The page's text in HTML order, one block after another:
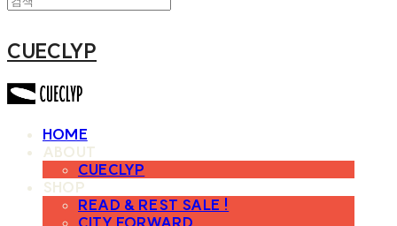
CUECLYP
HOME
ABOUT
CUECLYP
SHOP
READ & REST SALE !
CITY FORWARD